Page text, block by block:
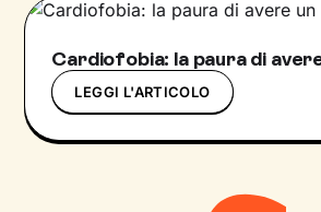
Cardiofobia: la paura di
LEGGI L'ARTICOLO